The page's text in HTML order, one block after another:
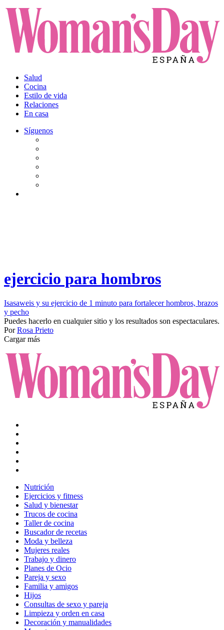
Salud
Cocina
Estilo de vida
Relaciones
En casa
Síguenos
ejercicio para hombros
Isasaweis y su ejercicio de 1 minuto para fortalecer hombros, brazos
y pecho
​Puedes hacerlo en cualquier sitio y los resultados son espectaculares.​
PorRosa Prieto
Cargar más
Nutrición
Ejercicios y fitness
Salud y bienestar
Trucos de cocina
Taller de cocina
Buscador de recetas
Moda y belleza
Mujeres reales
Trabajo y dinero
Planes de Ocio
Pareja y sexo
Familia y amigos
Hijos
Consultas de sexo y pareja
Limpieza y orden en casa
Decoración y manualidades